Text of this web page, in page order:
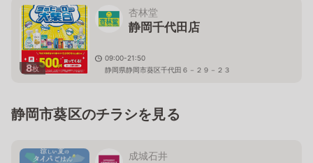
8枚
杏林堂
静岡千代田店
09:00-21:50
静岡県静岡市葵区千代田６－２９－２３
静岡市葵区のチラシを見る
成城石井